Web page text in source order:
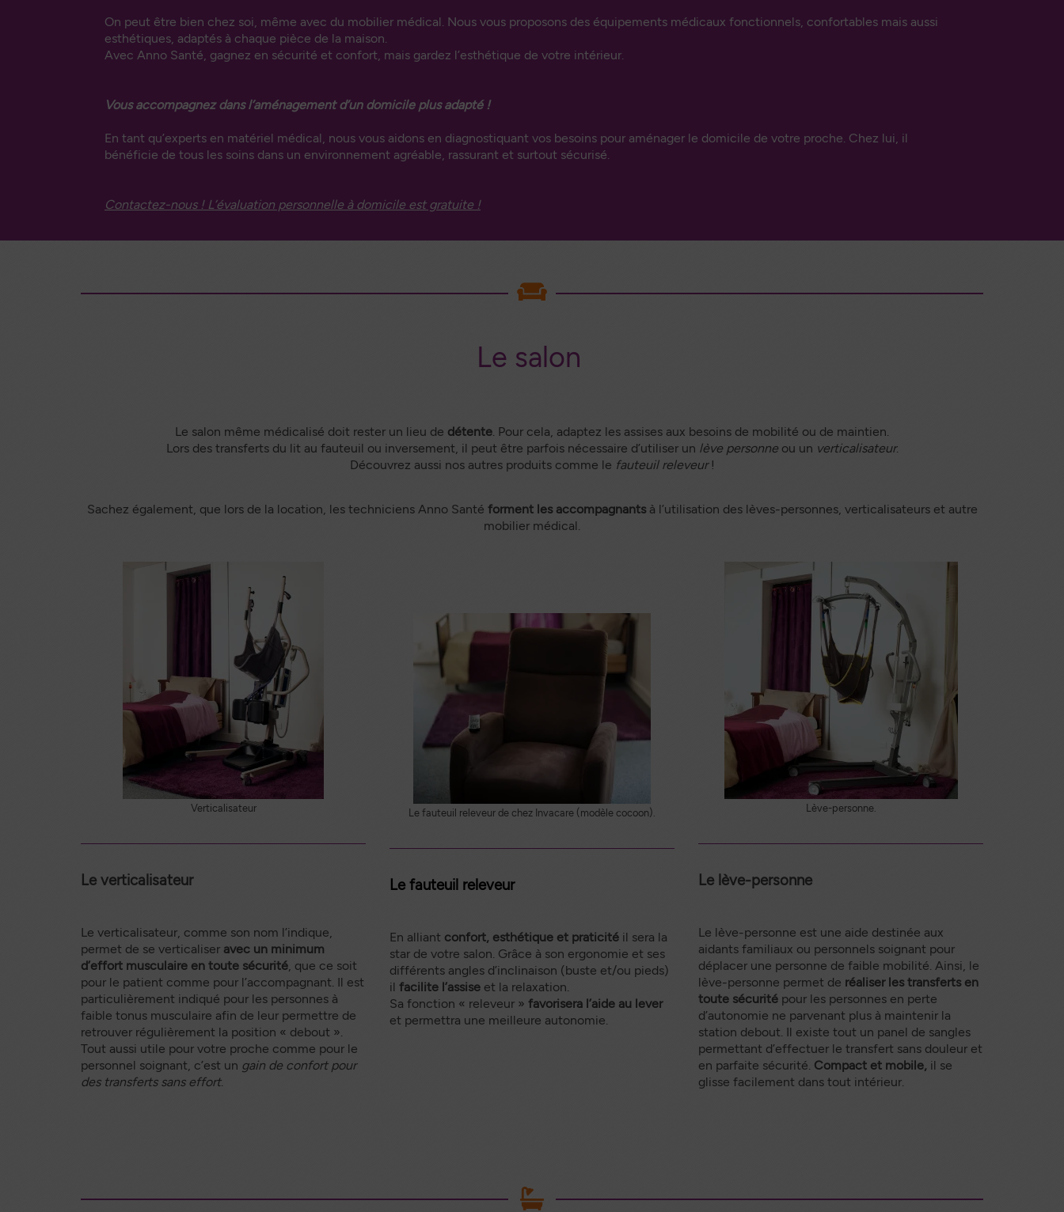
On peut être bien chez soi, même avec du mobilier médical. Nous vous proposons des équipements médicaux fonctionnels, confortables mais aussi
esthétiques, adaptés à chaque pièce de la maison.
Avec Anno Santé, gagnez en sécurité et confort, mais gardez l’esthétique de votre intérieur.
Vous accompagnez dans l’aménagement d’un domicile plus adapté !
En tant qu’experts en matériel médical, nous vous aidons en diagnostiquant vos besoins pour aménager le domicile de votre proche. Chez lui, il
bénéficie de tous les soins dans un environnement agréable, rassurant et surtout sécurisé.
Contactez-nous ! L’évaluation personnelle à domicile est gratuite !
Le salon
Le salon même médicalisé doit rester un lieu de détente. Pour cela, adaptez les assises aux besoins de mobilité ou de maintien.
Lors des transferts du lit au fauteuil ou inversement, il peut être parfois nécessaire d’utiliser un lève personneou un verticalisateur.
Découvrez aussi nos autres produits comme le fauteuil releveur!
Sachez également, que lors de la location, les techniciens Anno Santé forment les accompagnantsà l’utilisation des lèves-personnes, verticalisateurs et autre
mobilier médical.
Verticalisateur
Le verticalisateur
Le verticalisateur, comme son nom l’indique,
permet de se verticaliser avec un minimum
d’effort musculaire en toute sécurité , que ce soit
pour le patient comme pour l’accompagnant. Il est
particulièrement indiqué pour les personnes à
faible tonus musculaire afin de leur permettre de
retrouver régulièrement la position « debout ».
Tout aussi utile pour votre proche comme pour le
personnel soignant, c’est un gain de confort pour
des transferts sans effort.
Le fauteuil releveur de chez Invacare (modèle cocoon).
Le fauteuil releveur
En alliant confort, esthétique et praticité il sera la
star de votre salon. Grâce à son ergonomie et ses
différents angles d’inclinaison (buste et/ou pieds)
il facilite l’assise et la relaxation.
Sa fonction « releveur » favorisera l’aide au lever
et permettra une meilleure autonomie.
Lève-personne.
Le lève-personne
Le lève-personne est une aide destinée aux
aidants familiaux ou personnels soignant pour
déplacer une personne de faible mobilité. Ainsi, le
lève-personne permet de réaliser les transferts en
toute sécurité pour les personnes en perte
d’autonomie ne parvenant plus à maintenir la
station debout. Il existe tout un panel de sangles
permettant d’effectuer le transfert sans douleur et
en parfaite sécurité. Compact et mobile, il se
glisse facilement dans tout intérieur.